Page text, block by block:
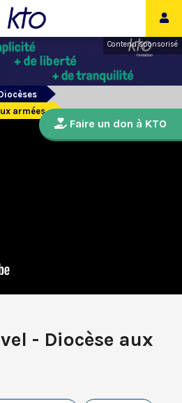
Contenu sponsorisé
armées
- Diocèse aux
Faire un don à KTO